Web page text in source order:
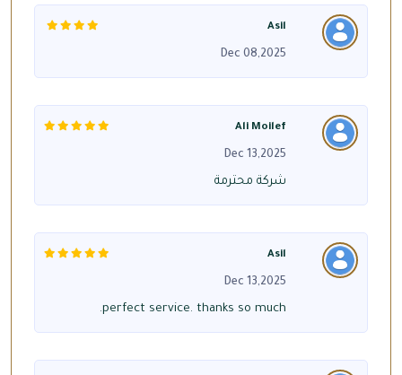
Asil
Dec 08,2025
Ali Moilef
Dec 13,2025
شركة محترمة
Asil
Dec 13,2025
perfect service. thanks so much.